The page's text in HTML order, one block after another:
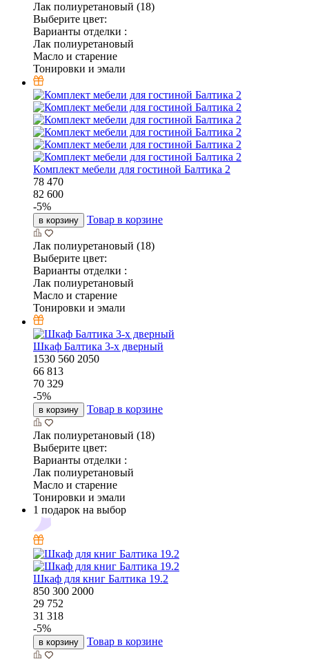
Лак полиуретановый (18)
Выберите цвет:
Варианты отделки :
Лак полиуретановый
Масло и старение
Тонировки и эмали
Комплект мебели для гостиной Балтика 2
78 470
82 600
-5%
в корзину Товар в корзине
Лак полиуретановый (18)
Выберите цвет:
Варианты отделки :
Лак полиуретановый
Масло и старение
Тонировки и эмали
Шкаф Балтика 3-х дверный
1530 560 2050
66 813
70 329
-5%
в корзину Товар в корзине
Лак полиуретановый (18)
Выберите цвет:
Варианты отделки :
Лак полиуретановый
Масло и старение
Тонировки и эмали
1 подарок на выбор
Шкаф для книг Балтика 19.2
850 300 2000
29 752
31 318
-5%
в корзину Товар в корзине